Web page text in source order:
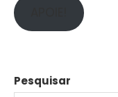
Pesquisar